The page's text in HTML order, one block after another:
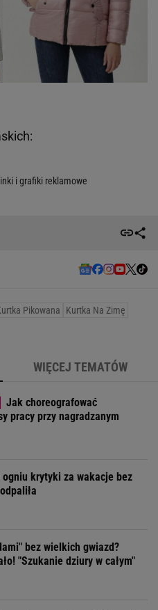
i grafiki reklamowe
Pikowana
Kurtka Na Zimę
WIĘCEJ TEMATÓW
Jak choreografować
pracy przy nagradzanym
ogniu krytyki za wakacje bez
bez wielkich gwiazd?
"Szukanie dziury w całym"